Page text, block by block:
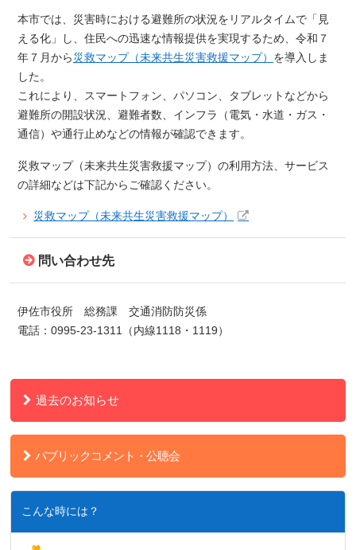
本市では、災害時における避難所の状況をリアルタイムで「見
える化」し、住民への迅速な情報提供を実現するため、令和７
年７月から 災救マップ（未来共生災害救援マップ） を導入しま
した。
これにより、スマートフォン、パソコン、タブレットなどから
避難所の開設状況、避難者数、インフラ（電気・水道・ガス・
通信）や通行止めなどの情報が確認できます。
災救マップ（未来共生災害救援マップ）の利用方法、サービス
の詳細などは下記からご確認ください。
災救マップ（未来共生災害救援マップ）
問い合わせ先
伊佐市役所 総務課 交通消防防災係
電話：0995-23-1311（内線1118・1119）
過去のお知らせ
パブリックコメント・公聴会
こんな時には？